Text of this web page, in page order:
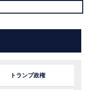
トランプ政権